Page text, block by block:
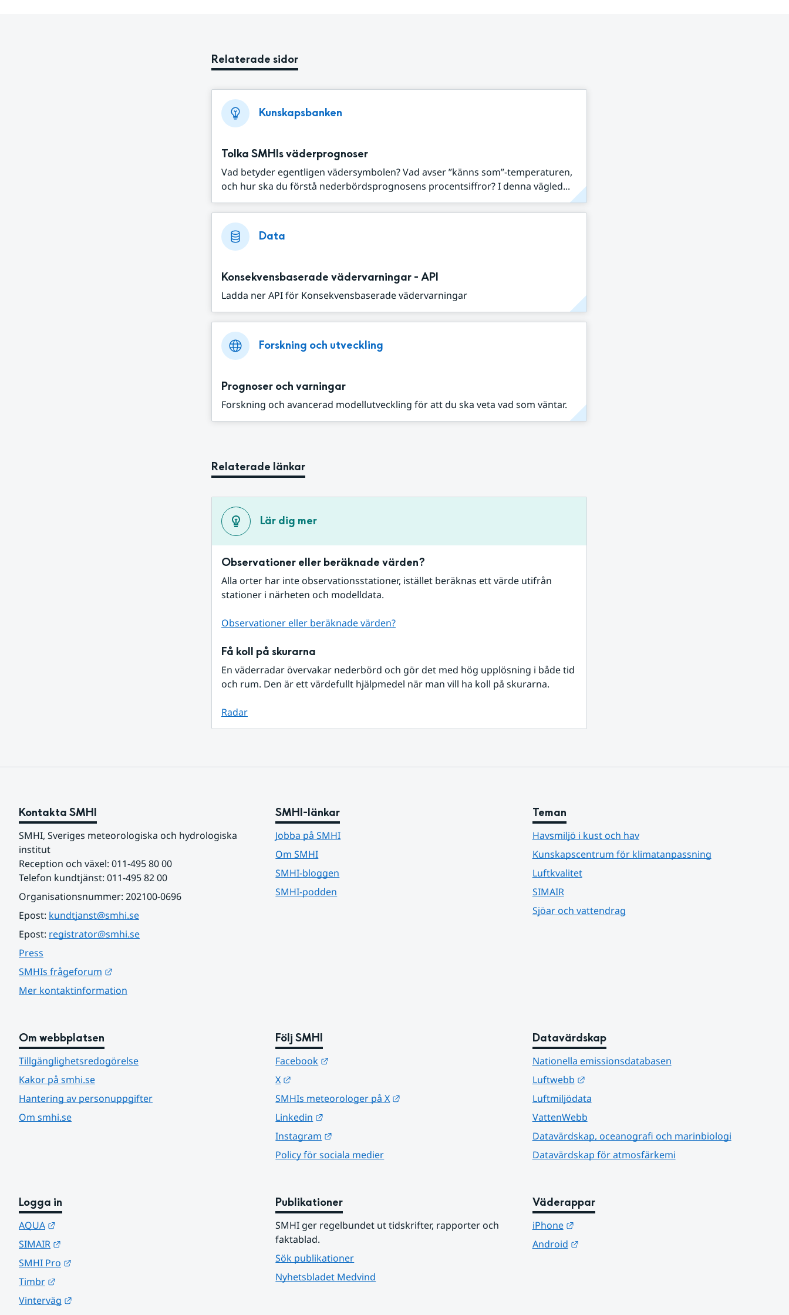
Relaterade sidor
Kunskapsbanken
Tolka SMHIs väderprognoser
Vad betyder egentligen vädersymbolen? Vad avser ”känns som”-temperaturen,
och hur ska du förstå nederbördsprognosens procentsiffror? I denna vägled...
Data
Konsekvensbaserade vädervarningar - API
Ladda ner API för Konsekvensbaserade vädervarningar
Forskning och utveckling
Prognoser och varningar
Forskning och avancerad modellutveckling för att du ska veta vad som väntar.
Relaterade länkar
Lär dig mer
Observationer eller beräknade värden?
Alla orter har inte observationsstationer, istället beräknas ett värde utifrån
stationer i närheten och modelldata.
Observationer eller beräknade värden?
Få koll på skurarna
En väderradar övervakar nederbörd och gör det med hög upplösning i både tid
och rum. Den är ett värdefullt hjälpmedel när man vill ha koll på skurarna.
Radar
Kontakta SMHI
SMHI, Sveriges meteorologiska och hydrologiska
institut
Reception och växel: 011-495 80 00
Telefon kundtjänst: 011-495 82 00
Organisationsnummer: 202100-0696
Epost: kundtjanst@smhi.se
Epost: registrator@smhi.se
Press
SMHIs frågeforum
Mer kontaktinformation
SMHI-länkar
Jobba på SMHI
Om SMHI
SMHI-bloggen
SMHI-podden
Teman
Havsmiljö i kust och hav
Kunskapscentrum för klimatanpassning
Luftkvalitet
SIMAIR
Sjöar och vattendrag
Om webbplatsen
Tillgänglighetsredogörelse
Kakor på smhi.se
Hantering av personuppgifter
Om smhi.se
Följ SMHI
Facebook
X
SMHIs meteorologer på X
Linkedin
Instagram
Policy för sociala medier
Datavärdskap
Nationella emissionsdatabasen
Luftwebb
Länk till annan webbplats.
Luftmiljödata
VattenWebb
Datavärdskap, oceanografi och marinbiologi
Datavärdskap för atmosfärkemi
Logga in
AQUA
SIMAIR
SMHI Pro
Timbr
Vinterväg
Publikationer
SMHI ger regelbundet ut tidskrifter, rapporter och
faktablad.
Sök publikationer
Nyhetsbladet Medvind
Väderappar
iPhone
Länk till annan webbplats.
Android
Länk till annan webbplats.